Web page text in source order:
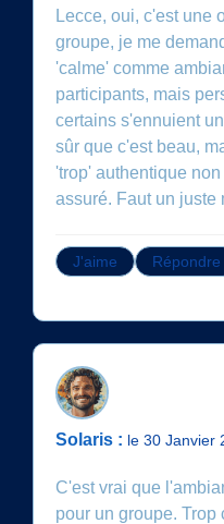
Lecce, oui, c'est une
groupe, je me
'calme' comme
participants, mais
certains s'ennuient
sûr que c'est beau,
'trop' authentique
assuré. Faut un juste
J'aime Répondre
Solaris : le 30 Janvier
C'est vrai que
pour un groupe. Trop